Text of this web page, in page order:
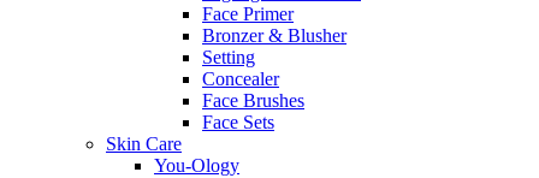
Face Primer
Bronzer & Blusher
Setting
Concealer
Face Brushes
Face Sets
Skin Care
You-Ology